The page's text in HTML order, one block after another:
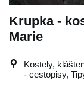
Krupka -
Marie
Kostely,
- cestopisy,